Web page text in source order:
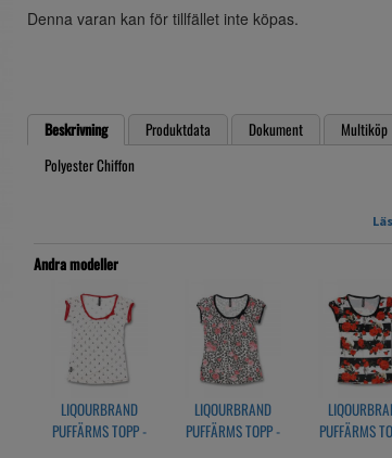
Denna varan kan för tillfället inte köpas.
Beskrivning Produktdata Dokument
Multiköp
Polyester Chiffon
M 63,5 cm 46 cm
L 66 cm 48 cm
XL 66 cm 51 cm
Andra modeller
LIQOURBRAND
PUFFÄRMS TOPP -
LIQOURBRAND
PUFFÄRMS TOPP -
PUFFÄRMS